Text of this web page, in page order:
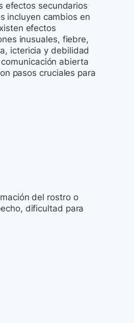
efectos secundarios
incluyen cambios en
efectos
inusuales, fiebre,
ictericia y debilidad
abierta
pasos cruciales para
del rostro o
dificultad para